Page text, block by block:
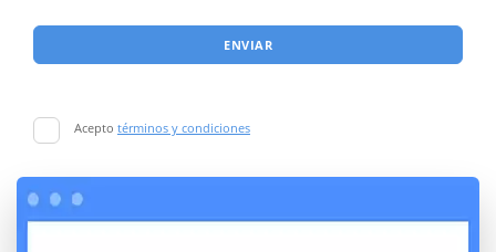
ENVIAR
Acepto términos y condiciones